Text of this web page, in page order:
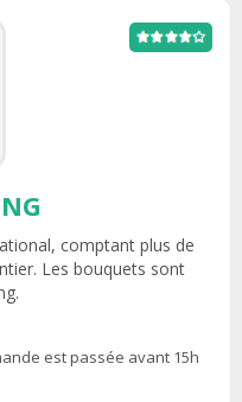
comptant plus de
Les bouquets sont
est passée avant 15h